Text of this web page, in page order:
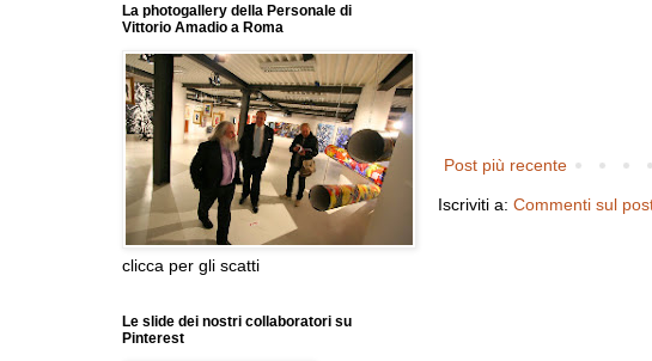
Post più recente
Iscriviti a: Commenti sul
La photogallery della Personale di
Vittorio Amadio a Roma
clicca per gli scatti
Le slide dei nostri collaboratori su
Pinterest